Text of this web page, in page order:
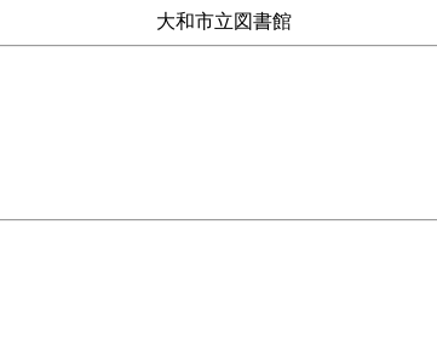
大和市立図書館